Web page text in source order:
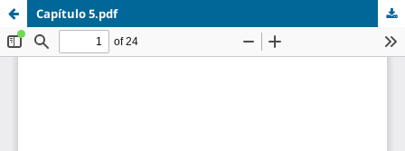
Capítulo 5.pdf